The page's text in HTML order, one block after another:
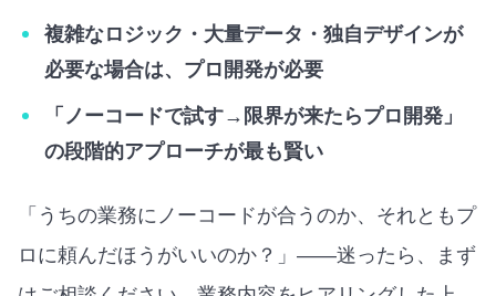
複雑なロジック・大量データ・独自デザインが
必要な場合は、プロ開発が必要
「ノーコードで試す→限界が来たらプロ開発」
の段階的アプローチが最も賢い
「うちの業務にノーコードが合うのか、それともプ
ロに頼んだほうがいいのか？」——迷ったら、まず